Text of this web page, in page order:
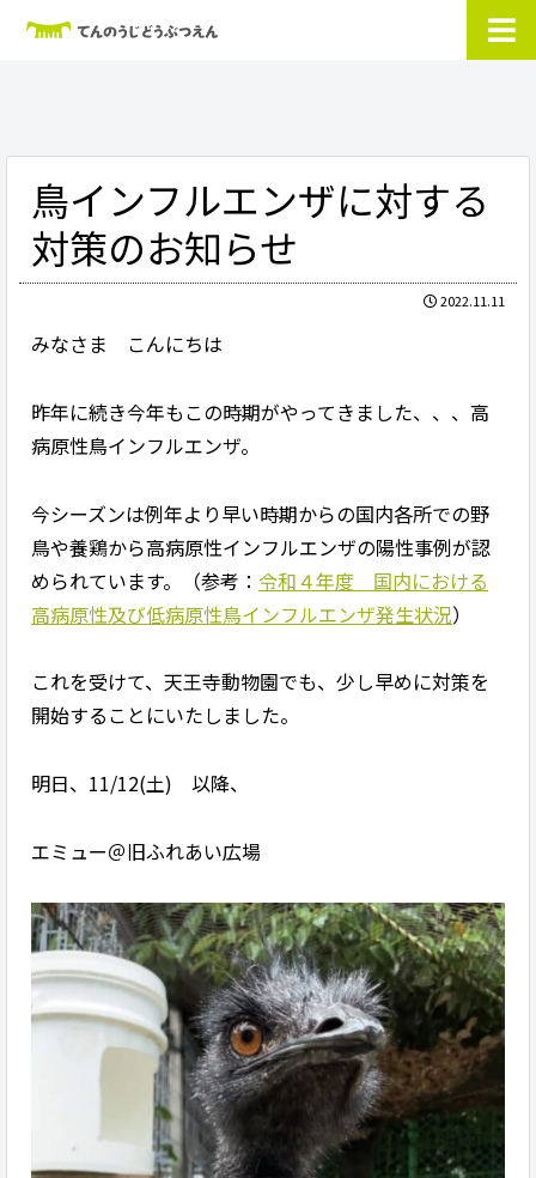
鳥インフルエンザに対する
対策のお知らせ
2022.11.11
みなさま こんにちは
昨年に続き今年もこの時期がやってきました、、、高
病原性鳥インフルエンザ。
今シーズンは例年より早い時期からの国内各所での野
鳥や養鶏から高病原性インフルエンザの陽性事例が認
められています。（参考： 令和４年度 国内における
高病原性及び低病原性鳥インフルエンザ発生状況）
これを受けて、天王寺動物園でも、少し早めに対策を
開始することにいたしました。
明日、11/12(土) 以降、
エミュー＠旧ふれあい広場